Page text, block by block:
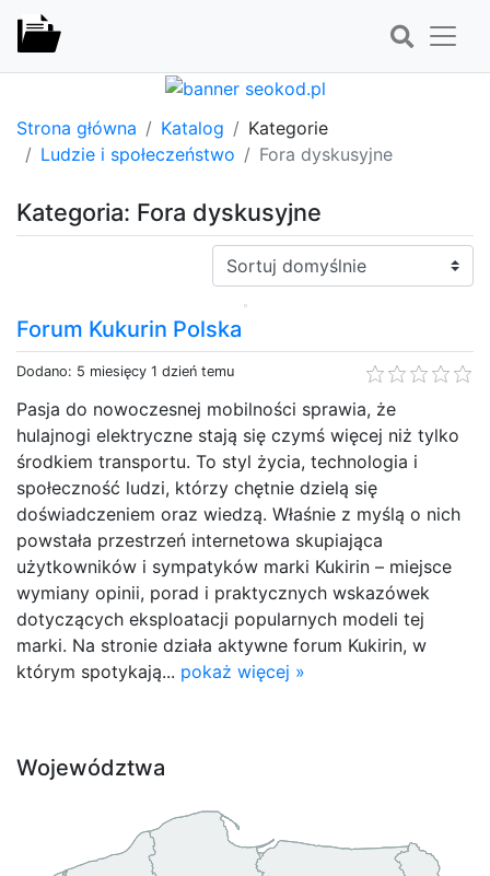
Strona główna Katalog
Kategorie
Ludzie i społeczeństwo
Fora dyskusyjne
Kategoria: Fora dyskusyjne
Sortuj:
Forum Kukurin Polska
Dodano: 5 miesięcy 1 dzień temu
Pasja do nowoczesnej mobilności sprawia, że
hulajnogi elektryczne stają się czymś więcej niż tylko
środkiem transportu. To styl życia, technologia i
społeczność ludzi, którzy chętnie dzielą się
doświadczeniem oraz wiedzą. Właśnie z myślą o nich
powstała przestrzeń internetowa skupiająca
użytkowników i sympatyków marki Kukirin – miejsce
wymiany opinii, porad i praktycznych wskazówek
dotyczących eksploatacji popularnych modeli tej
marki. Na stronie działa aktywne forum Kukirin, w
którym spotykają... pokaż więcej »
Województwa